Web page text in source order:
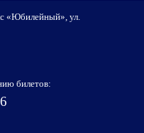
«Юбилейный», ул.
билетов: